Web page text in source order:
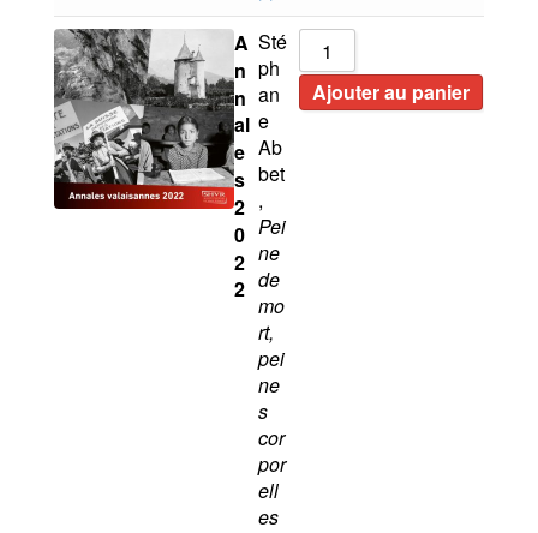
A
n
n
al
e
s
2
0
2
2
Sté
ph
an
e
Ab
bet
,
Pei
ne
de
mo
rt,
pei
ne
s
cor
por
ell
es
Ajouter au panier